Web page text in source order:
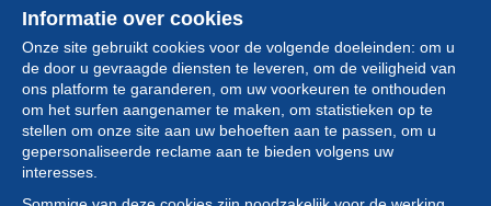
Informatie over cookies
Onze site gebruikt cookies voor de volgende doeleinden: om u
de door u gevraagde diensten te leveren, om de veiligheid van
ons platform te garanderen, om uw voorkeuren te onthouden
om het surfen aangenamer te maken, om statistieken op te
stellen om onze site aan uw behoeften aan te passen, om u
gepersonaliseerde reclame aan te bieden volgens uw
interesses.
Collectie